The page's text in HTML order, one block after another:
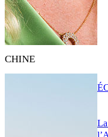
CHINE